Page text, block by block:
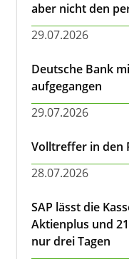
aber nicht den
29.07.2026
Deutsche Bank
aufgegangen
29.07.2026
Volltreffer in den
28.07.2026
SAP lässt die
Aktienplus und
nur drei Tagen